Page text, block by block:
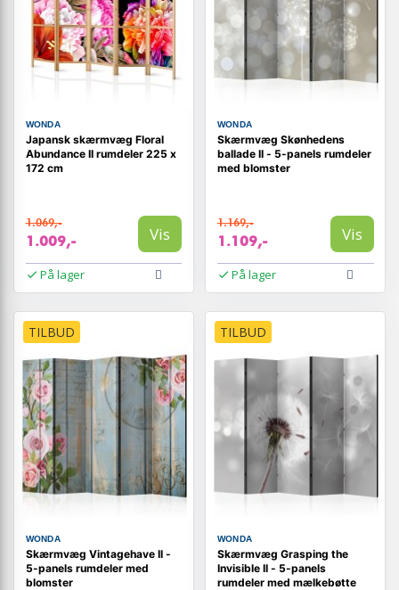
WONDA
Japansk skærmvæg Floral
Abundance II rumdeler 225 x
172 cm
1.069,-
1.009,- Vis
På lager
WONDA
Skærmvæg Skønhedens
ballade II - 5-panels rumdeler
med blomster
1.169,-
1.109,- Vis
På lager
TILBUD
WONDA
Skærmvæg Vintagehave II -
5-panels rumdeler med
blomster
TILBUD
WONDA
Skærmvæg Grasping the
Invisible II - 5-panels
rumdeler med mælkebøtte